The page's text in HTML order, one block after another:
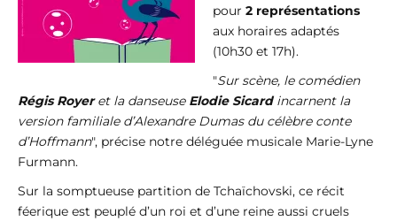
pour 2 représentations
aux horaires adaptés
(10h30 et 17h).
"Sur scène, le comédien
Régis Royeret la danseuse Elodie Sicardincarnent la
version familiale d’Alexandre Dumas du célèbre conte
d’Hoffmann", précise notre déléguée musicale Marie-Lyne
Furmann.
Sur la somptueuse partition de Tchaïchovski, ce récit
féerique est peuplé d’un roi et d’une reine aussi cruels